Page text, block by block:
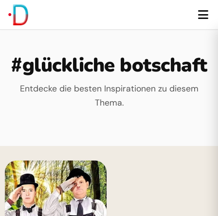
#glückliche botschaft
Entdecke die besten Inspirationen zu diesem
Thema.